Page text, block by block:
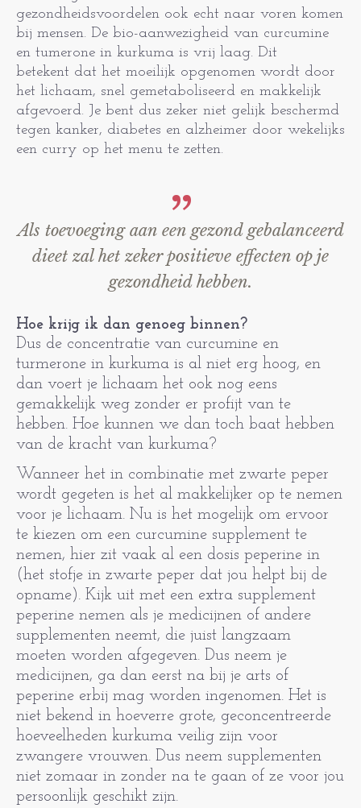
gezondheidsvoordelen ook echt naar voren komen
bij mensen. De bio-aanwezigheid van curcumine
en tumerone in kurkuma is vrij laag. Dit
betekent dat het moeilijk opgenomen wordt door
het lichaam, snel gemetaboliseerd en makkelijk
afgevoerd. Je bent dus zeker niet gelijk beschermd
tegen kanker, diabetes en alzheimer door wekelijks
een curry op het menu te zetten.
Als toevoeging aan een gezond gebalanceerd
dieet zal het zeker positieve effecten op je
gezondheid hebben.
Hoe krijg ik dan genoeg binnen?
Dus de concentratie van curcumine en
turmerone in kurkuma is al niet erg hoog, en
dan voert je lichaam het ook nog eens
gemakkelijk weg zonder er profijt van te
hebben. Hoe kunnen we dan toch baat hebben
van de kracht van kurkuma?
Wanneer het in combinatie met zwarte peper
wordt gegeten is het al makkelijker op te nemen
voor je lichaam. Nu is het mogelijk om ervoor
te kiezen om een curcumine supplement te
nemen, hier zit vaak al een dosis peperine in
(het stofje in zwarte peper dat jou helpt bij de
opname). Kijk uit met een extra supplement
peperine nemen als je medicijnen of andere
supplementen neemt, die juist langzaam
moeten worden afgegeven. Dus neem je
medicijnen, ga dan eerst na bij je arts of
peperine erbij mag worden ingenomen. Het is
niet bekend in hoeverre grote, geconcentreerde
hoeveelheden kurkuma veilig zijn voor
zwangere vrouwen. Dus neem supplementen
niet zomaar in zonder na te gaan of ze voor jou
persoonlijk geschikt zijn.